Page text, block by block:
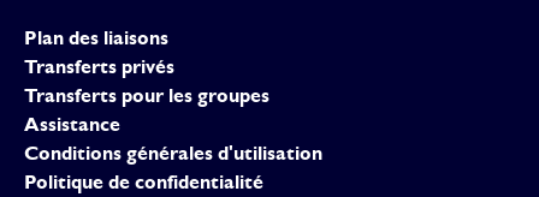
Plan des liaisons
Transferts privés
Transferts pour les groupes
Assistance
Conditions générales d'utilisation
Politique de confidentialité